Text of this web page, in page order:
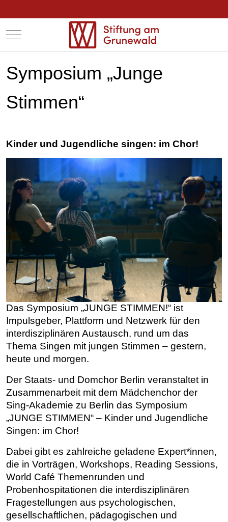
Mobile Menu Toggle
Symposium „Junge
Stimmen“
Kinder und Jugendliche singen: im Chor!
Das Symposium „JUNGE STIMMEN!“ ist
Impulsgeber, Plattform und Netzwerk für den
interdisziplinären Austausch, rund um das
Thema Singen mit jungen Stimmen – gestern,
heute und morgen.
Der Staats- und Domchor Berlin veranstaltet in
Zusammenarbeit mit dem Mädchenchor der
Sing-Akademie zu Berlin das Symposium
„JUNGE STIMMEN“ – Kinder und Jugendliche
Singen: im Chor!
Dabei gibt es zahlreiche geladene Expert*innen,
die in Vorträgen, Workshops, Reading Sessions,
World Café Themenrunden und
Probenhospitationen die interdisziplinären
Fragestellungen aus psychologischen,
gesellschaftlichen, pädagogischen und